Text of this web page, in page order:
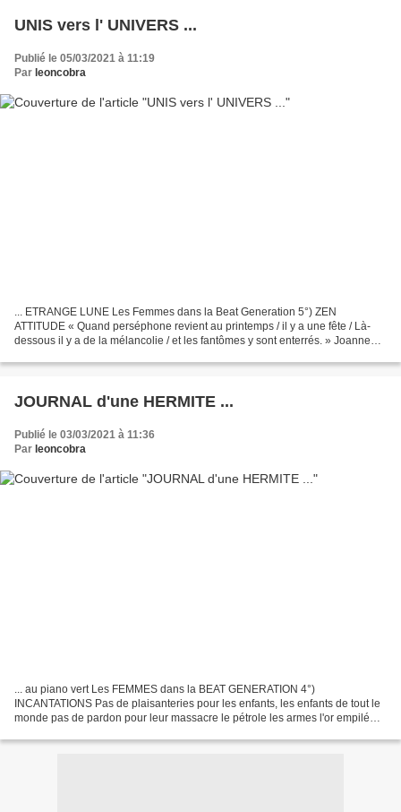
UNIS vers l' UNIVERS ...
Publié le 05/03/2021 à 11:19
Par leoncobra
... ETRANGE LUNE Les Femmes dans la Beat Generation 5°) ZEN
ATTITUDE « Quand perséphone revient au printemps / il y a une fête / Là-
dessous il y a de la mélancolie / et les fantômes y sont enterrés. » Joanne
JOURNAL d'une HERMITE ...
Publié le 03/03/2021 à 11:36
Par leoncobra
... au piano vert Les FEMMES dans la BEAT GENERATION 4°)
INCANTATIONS Pas de plaisanteries pour les enfants, les enfants de tout le
monde pas de pardon pour leur massacre le pétrole les armes l'or empilé